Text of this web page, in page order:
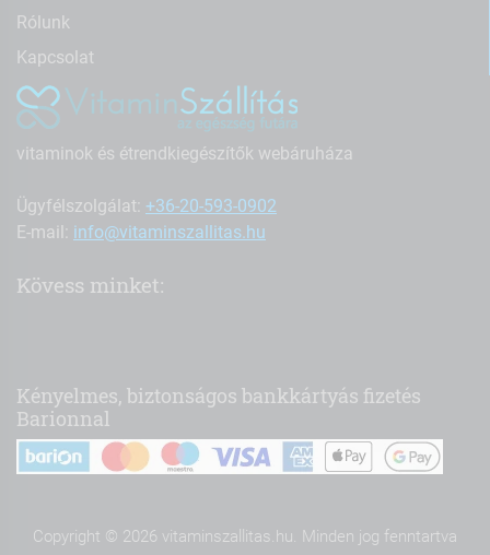
Rólunk
Kapcsolat
vitaminok és étrendkiegészítők webáruháza
Ügyfélszolgálat: +36-20-593-0902
E-mail: info@vitaminszallitas.hu
Kövess minket:
Kényelmes, biztonságos bankkártyás fizetés
Barionnal
Copyright © 2026 vitaminszallitas.hu. Minden jog fenntartva